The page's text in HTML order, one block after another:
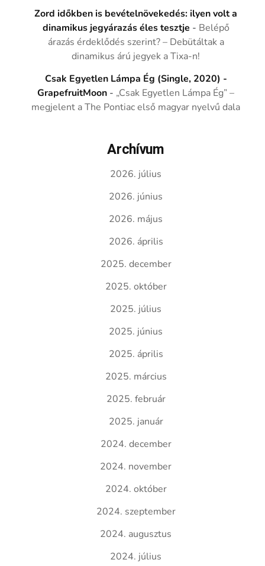
Zord időkben is bevételnövekedés: ilyen volt a
dinamikus jegyárazás éles tesztje - Belépő
árazás érdeklődés szerint? – Debütáltak a
dinamikus árú jegyek a Tixa-n!
Csak Egyetlen Lámpa Ég (Single, 2020) -
GrapefruitMoon - „Csak Egyetlen Lámpa Ég” –
megjelent a The Pontiac első magyar nyelvű dala
Archívum
2026. július
2026. június
2026. május
2026. április
2025. december
2025. október
2025. július
2025. június
2025. április
2025. március
2025. február
2025. január
2024. december
2024. november
2024. október
2024. szeptember
2024. augusztus
2024. július